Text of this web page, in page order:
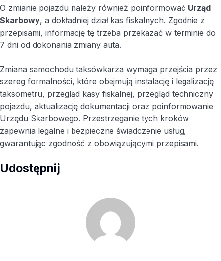
O zmianie pojazdu należy również poinformować Urząd
Skarbowy, a dokładniej dział kas fiskalnych. Zgodnie z
przepisami, informację tę trzeba przekazać w terminie do
7 dni od dokonania zmiany auta.
Zmiana samochodu taksówkarza wymaga przejścia przez
szereg formalności, które obejmują instalację i legalizację
taksometru, przegląd kasy fiskalnej, przegląd techniczny
pojazdu, aktualizację dokumentacji oraz poinformowanie
Urzędu Skarbowego. Przestrzeganie tych kroków
zapewnia legalne i bezpieczne świadczenie usług,
gwarantując zgodność z obowiązującymi przepisami.
Udostępnij